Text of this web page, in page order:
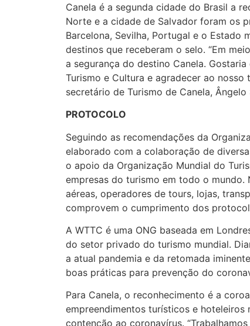
Canela é a segunda cidade do Brasil a
Norte e a cidade de Salvador foram os
Barcelona, Sevilha, Portugal e o Estado
destinos que receberam o selo. “Em
a segurança do destino Canela.
Turismo e Cultura e agradecer ao
secretário de Turismo de Canela, Ângelo
PROTOCOLO
Seguindo as recomendações da
elaborado com a colaboração de
o apoio da Organização Mundial do
empresas do turismo em todo o mundo.
aéreas, operadores de tours, lojas,
comprovem o cumprimento dos
A WTTC é uma ONG baseada em
do setor privado do turismo mundial.
a atual pandemia e da retomada
boas práticas para prevenção do
Para Canela, o reconhecimento é a
empreendimentos turísticos e
contenção ao coronavírus.